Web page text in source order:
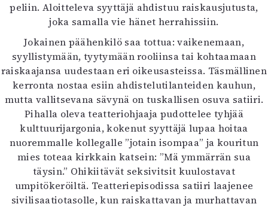
peliin. Aloitteleva syyttäjä ahdistuu raiskausjutusta,
joka samalla vie hänet herrahissiin.
Jokainen päähenkilö saa tottua: vaikenemaan,
syyllistymään, tyytymään rooliinsa tai kohtaamaan
raiskaajansa uudestaan eri oikeusasteissa. Täsmällinen
kerronta nostaa esiin ahdistelutilanteiden kauhun,
mutta vallitsevana sävynä on tuskallisen osuva satiiri.
Pihalla oleva teatteriohjaaja pudottelee tyhjää
kulttuurijargonia, kokenut syyttäjä lupaa hoitaa
nuoremmalle kollegalle ”jotain isompaa” ja kouritun
mies toteaa kirkkain katsein: ”Mä ymmärrän sua
täysin.” Ohikiitävät seksivitsit kuulostavat
umpitökeröiltä. Teatteriepisodissa satiiri laajenee
sivilisaatiotasolle, kun raiskattavan ja murhattavan